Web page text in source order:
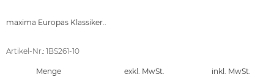
maxima Europas Klassiker..
Artikel-Nr.: 1BS261-10
Menge exkl. MwSt. inkl. MwSt.